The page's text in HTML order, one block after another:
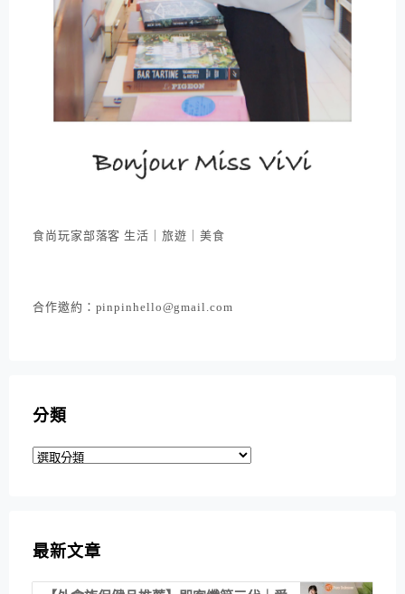
食尚玩家部落客 生活｜旅遊｜美食
合作邀約：pinpinhello@gmail.com
分類
分
最新文章